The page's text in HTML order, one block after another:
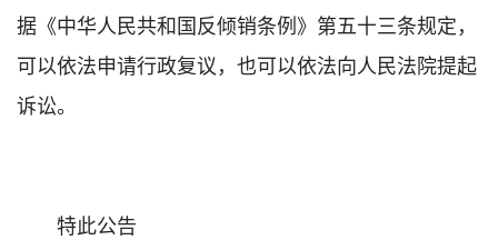
据《中华人民共和国反倾销条例》第五十三条规定，
可以依法申请行政复议，也可以依法向人民法院提起
诉讼。
特此公告